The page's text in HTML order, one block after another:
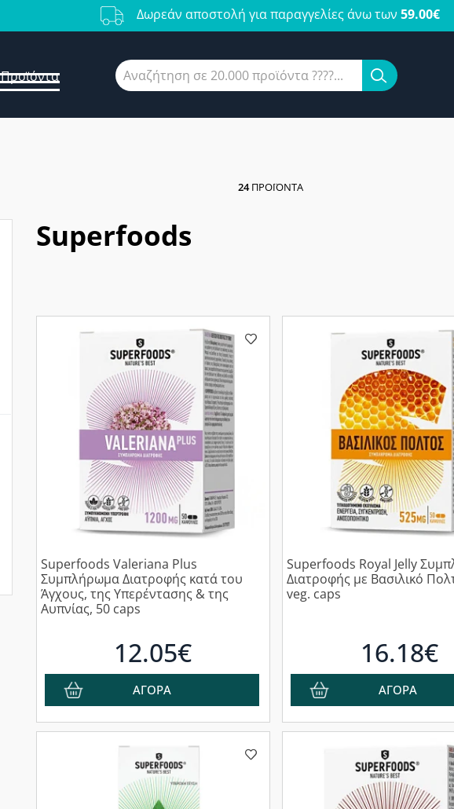
Δωρεάν αποστολή για παραγγελίες άνω των 59.00€
Προϊόντα
24ΠΡΟΪΌΝΤΑ
Superfoods
Superfoods Valeriana Plus
Συμπλήρωμα Διατροφής κατά του
Άγχους, της Υπερέντασης & της
Αυπνίας, 50 caps
12.05€
ΑΓΟΡΑ
Superfoods Royal Jelly
Διατροφής με Βασιλικό
veg. caps
16.18€
ΑΓΟΡΑ